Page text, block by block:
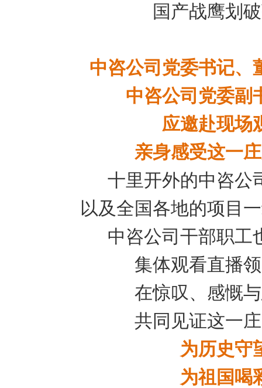
国产战鹰划
中咨公司党委书记、
中咨公司党委副
应邀赴现场
亲身感受这一
十里开外的中咨公
以及全国各地的项目
中咨公司干部职工
集体观看直播
在惊叹、感慨
共同见证这一
为历史守
为祖国喝